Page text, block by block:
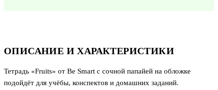
ОПИСАНИЕ И ХАРАКТЕРИСТИКИ
Тетрадь «Fruits» от Be Smart с сочной папайей на обложке
подойдёт для учёбы, конспектов и домашних заданий.